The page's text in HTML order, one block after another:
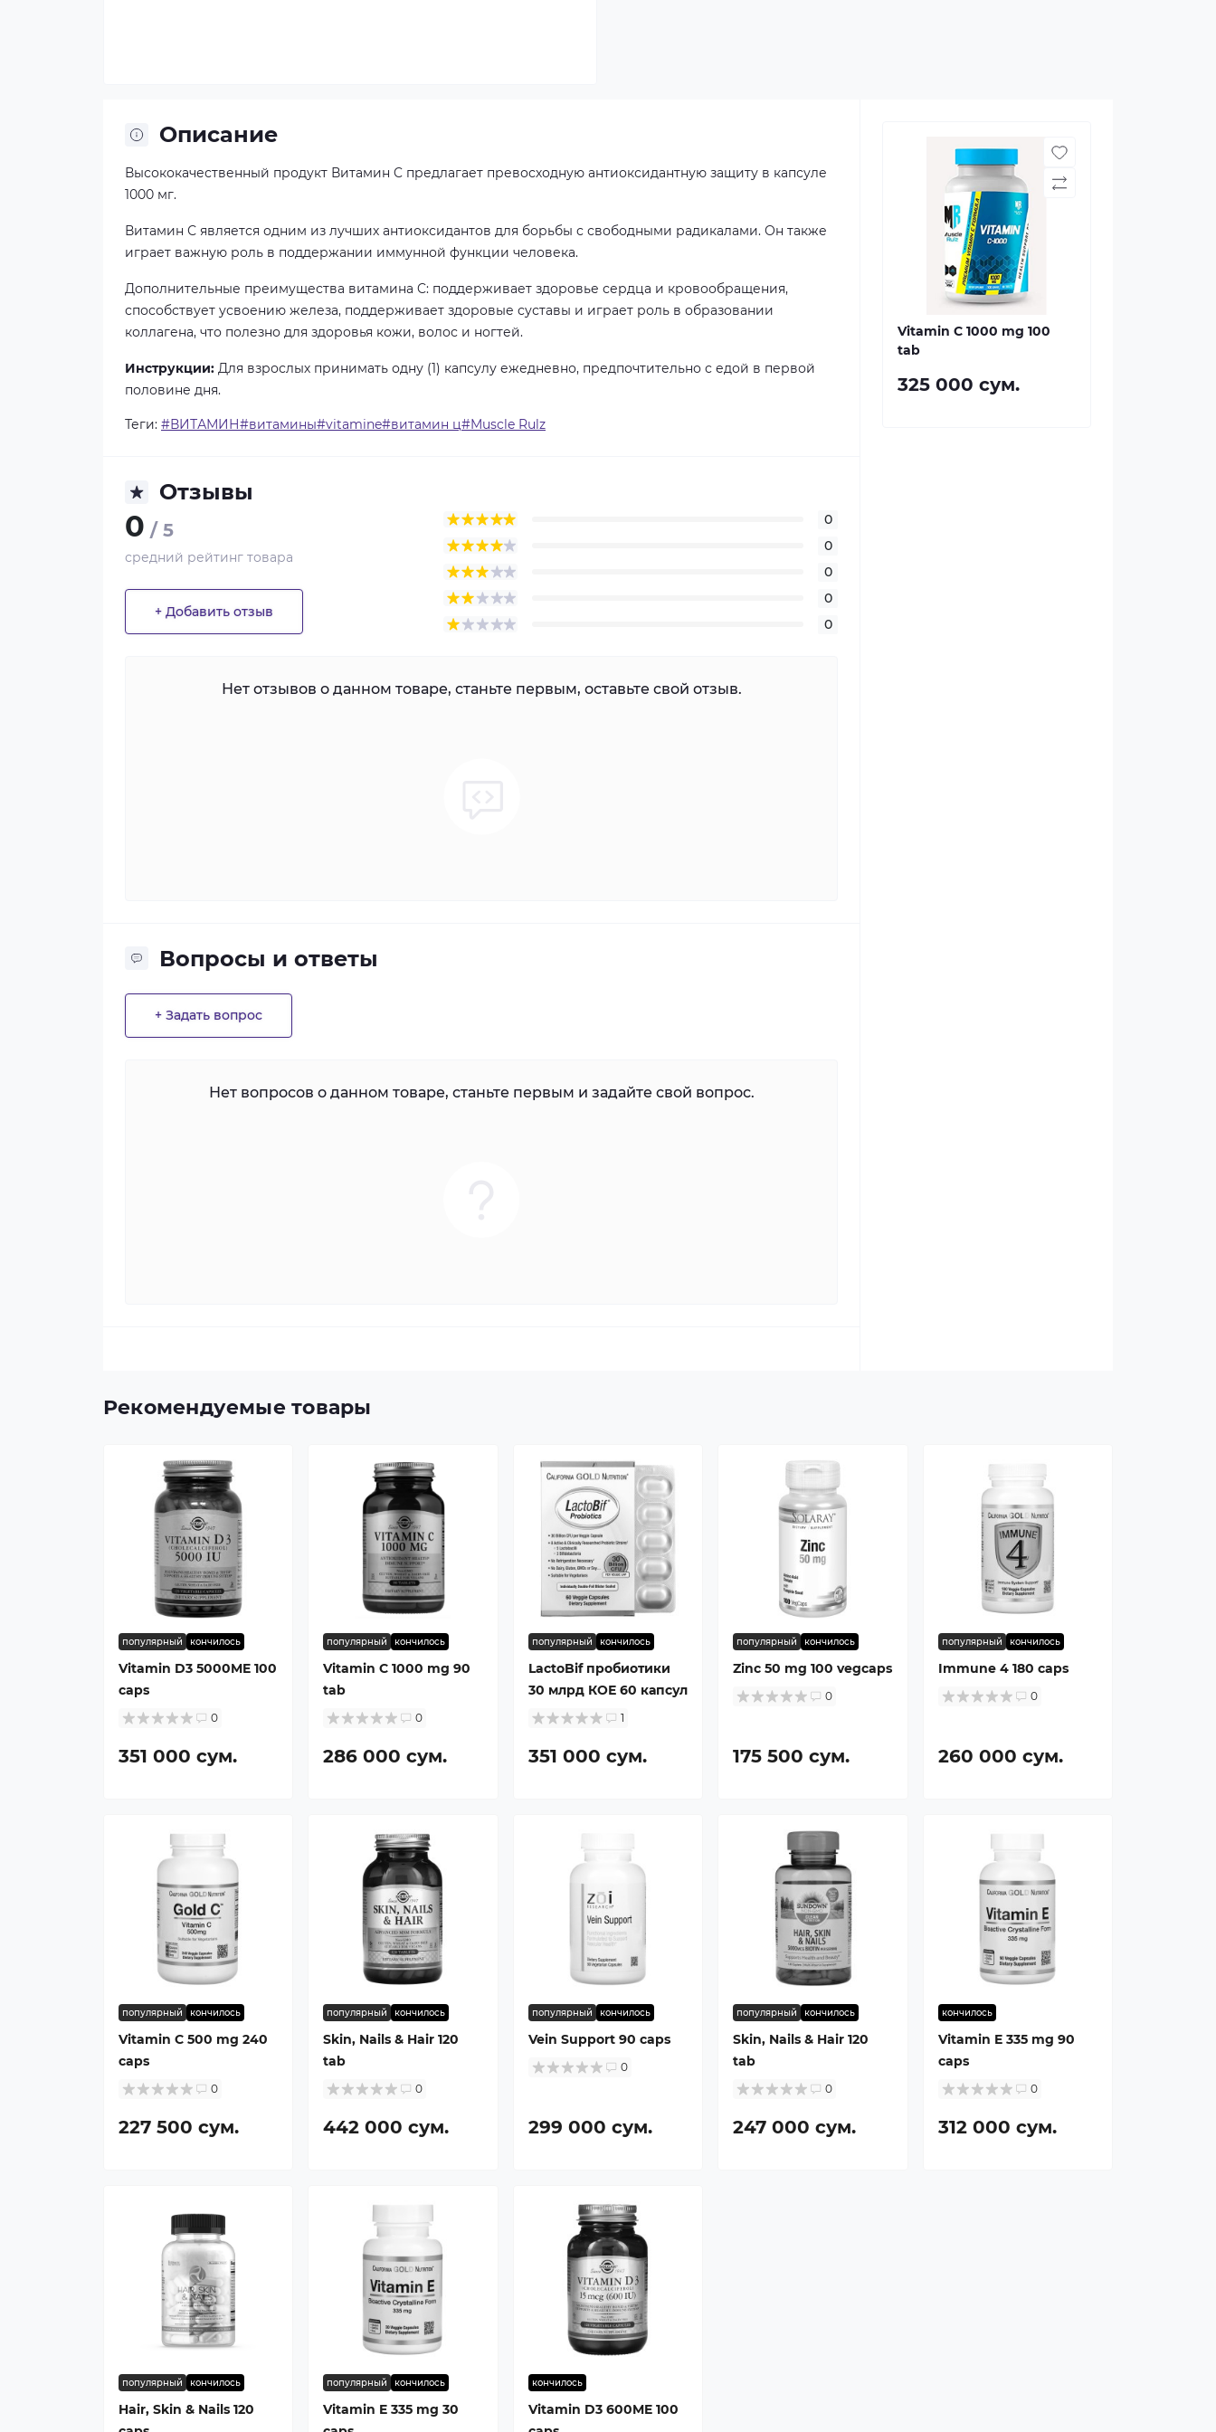
Описание
Высококачественный продукт Витамин C предлагает превосходную антиоксидантную защиту в капсуле
1000 мг.
Витамин С является одним из лучших антиоксидантов для борьбы с свободными радикалами. Он также
играет важную роль в поддержании иммунной функции человека.
Дополнительные преимущества витамина C: поддерживает здоровье сердца и кровообращения,
способствует усвоению железа, поддерживает здоровые суставы и играет роль в образовании
коллагена, что полезно для здоровья кожи, волос и ногтей.
Инструкции: Для взрослых принимать одну (1) капсулу ежедневно, предпочтительно с едой в первой
половине дня.
Теги: #ВИТАМИН#витамины#vitamine#витамин ц#Muscle Rulz
Отзывы
0 / 5
средний рейтинг товара
+ Добавить отзыв
0
0
0
0
0
Нет отзывов о данном товаре, станьте первым, оставьте свой отзыв.
Вопросы и ответы
+ Задать вопрос
Нет вопросов о данном товаре, станьте первым и задайте свой вопрос.
Vitamin C 1000 mg 100
tab
325 000 сум.
Рекомендуемые товары
популярный кончилось
Vitamin D3 5000ME 100
caps
0
351 000 сум.
популярный кончилось
Vitamin C 1000 mg 90
tab
0
286 000 сум.
популярный кончилось
LactoBif пробиотики
30 млрд КОЕ 60 капсул
1
351 000 сум.
популярный кончилось
Zinc 50 mg 100 vegcaps
0
175 500 сум.
популярный кончилось
Immune 4 180 caps
0
260 000 сум.
популярный кончилось
Vitamin C 500 mg 240
caps
0
227 500 сум.
популярный кончилось
Skin, Nails & Hair 120
tab
0
442 000 сум.
популярный кончилось
Vein Support 90 caps
0
299 000 сум.
популярный кончилось
Skin, Nails & Hair 120
tab
0
247 000 сум.
кончилось
Vitamin E 335 mg 90
caps
0
312 000 сум.
популярный кончилось
Hair, Skin & Nails 120
популярный кончилось
Vitamin E 335 mg 30
кончилось
Vitamin D3 600ME 100